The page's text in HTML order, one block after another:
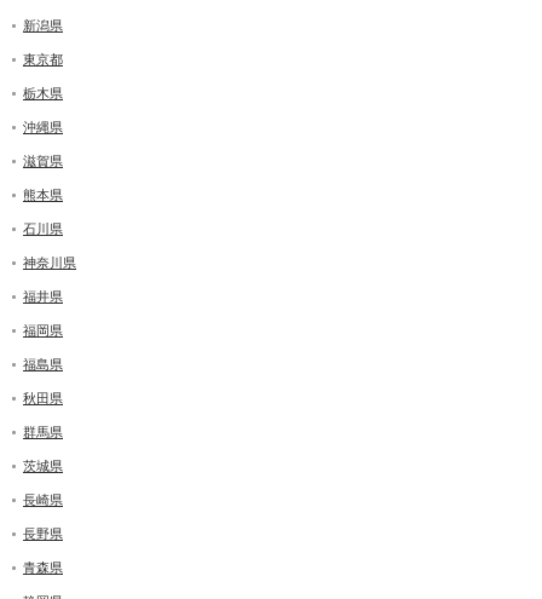
新潟県
東京都
栃木県
沖縄県
滋賀県
熊本県
石川県
神奈川県
福井県
福岡県
福島県
秋田県
群馬県
茨城県
長崎県
長野県
青森県